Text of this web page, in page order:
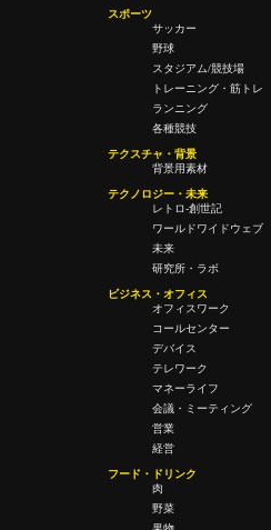
スポーツ
サッカー
野球
スタジアム/競技場
トレーニング・筋トレ
ランニング
各種競技
テクスチャ・背景
背景用素材
テクノロジー・未来
レトロ-創世記
ワールドワイドウェブ
未来
研究所・ラボ
ビジネス・オフィス
オフィスワーク
コールセンター
デバイス
テレワーク
マネーライフ
会議・ミーティング
営業
経営
フード・ドリンク
肉
野菜